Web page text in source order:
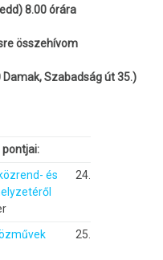
8.00 órára
összehívom
Szabadság út 35.)
pontjai:
és
24.
25.